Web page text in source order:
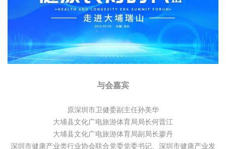
与会嘉宾
原深圳市卫健委副主任孙美华
大埔县文化广电旅游体育局局长何晋江
大埔县文化广电旅游体育局副局长廖丹
深圳市健康产业类行业协会联合党委党委书记、深圳市健康产业发